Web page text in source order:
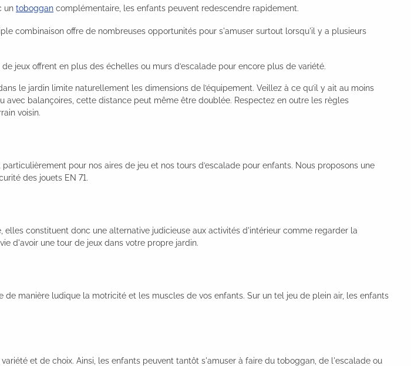
un toboggan complémentaire, les enfants peuvent redescendre rapidement.
combinaison offre de nombreuses opportunités pour s'amuser surtout lorsqu'il y a plusieurs
de jeux offrent en plus des échelles ou murs d’escalade pour encore plus de variété.
le jardin limite naturellement les dimensions de l’équipement. Veillez à ce qu’il y ait au moins
avec balançoires, cette distance peut même être doublée. Respectez en outre les règles
voisin.
pour nos aires de jeu et nos tours d’escalade pour enfants. Nous proposons une
des jouets EN 71.
elles constituent donc une alternative judicieuse aux activités d'intérieur comme regarder la
d'avoir une tour de jeux dans votre propre jardin.
de manière ludique la motricité et les muscles de vos enfants. Sur un tel jeu de plein air, les enfants
et de choix. Ainsi, les enfants peuvent tantôt s'amuser à faire du toboggan, de l'escalade ou